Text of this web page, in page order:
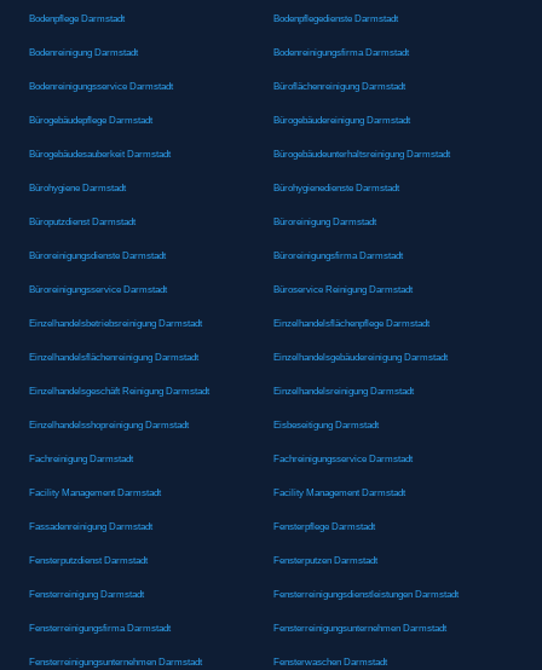
Bodenpflege Darmstadt Bodenpflegedienste Darmstadt
Bodenreinigung Darmstadt Bodenreinigungsfirma Darmstadt
Bodenreinigungsservice Darmstadt Büroflächenreinigung Darmstadt
Bürogebäudepflege Darmstadt Bürogebäudereinigung Darmstadt
Bürogebäudesauberkeit Darmstadt Bürogebäudeunterhaltsreinigung Darmstadt
Bürohygiene Darmstadt Bürohygienedienste Darmstadt
Büroputzdienst Darmstadt Büroreinigung Darmstadt
Büroreinigungsdienste Darmstadt Büroreinigungsfirma Darmstadt
Büroreinigungsservice Darmstadt Büroservice Reinigung Darmstadt
Einzelhandelsbetriebsreinigung Darmstadt Einzelhandelsflächenpflege Darmstadt
Einzelhandelsflächenreinigung Darmstadt Einzelhandelsgebäudereinigung Darmstadt
Einzelhandelsgeschäft Reinigung Darmstadt Einzelhandelsreinigung Darmstadt
Einzelhandelsshopreinigung Darmstadt Eisbeseitigung Darmstadt
Fachreinigung Darmstadt Fachreinigungsservice Darmstadt
Facility Management Darmstadt Facility Management Darmstadt
Fassadenreinigung Darmstadt Fensterpflege Darmstadt
Fensterputzdienst Darmstadt Fensterputzen Darmstadt
Fensterreinigung Darmstadt Fensterreinigungsdienstleistungen Darmstadt
Fensterreinigungsfirma Darmstadt Fensterreinigungsunternehmen Darmstadt
Fensterreinigungsunternehmen Darmstadt Fensterwaschen Darmstadt